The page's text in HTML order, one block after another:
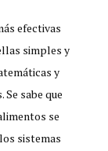
efectivas
simples y
y
sabe que
se
sistemas